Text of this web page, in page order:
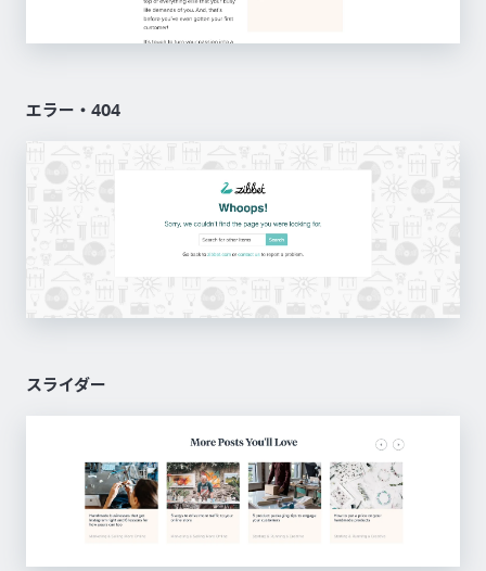
エラー・404
スライダー